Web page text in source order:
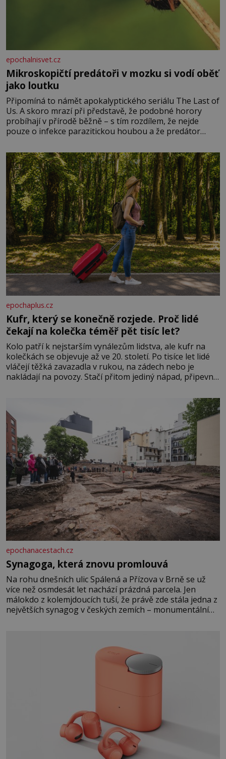
epochalnisvet.cz
Mikroskopičtí predátoři v mozku si vodí oběť
jako loutku
Připomíná to námět apokalyptického seriálu The Last of
Us. A skoro mrazí při představě, že podobné horory
probíhají v přírodě běžně – s tím rozdílem, že nejde
pouze o infekce parazitickou houbou a že predátor
živočichy, než je člověk. Najít skutečné zombie není nic
nemožného ani v naší přírodě.
epochaplus.cz
Kufr, který se konečně rozjede. Proč lidé
čekají na kolečka téměř pět tisíc let?
Kolo patří k nejstarším vynálezům lidstva, ale kufr na
kolečkách se objevuje až ve 20. století. Po tisíce let lidé
vláčejí těžká zavazadla v rukou, na zádech nebo je
nakládají na povozy. Stačí přitom jediný nápad, připevnit
nedostane. Až jednou se na letišti ozve věta, která změní
epochanacestach.cz
Synagoga, která znovu promlouvá
Na rohu dnešních ulic Spálená a Přízova v Brně se už
více než osmdesát let nachází prázdná parcela. Jen
málokdo z kolemjdoucích tuší, že právě zde stála jedna z
největších synagog v českých zemích – monumentální